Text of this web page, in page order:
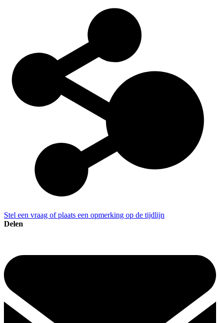
Stel een vraag of plaats een opmerking op de tijdlijn
Delen